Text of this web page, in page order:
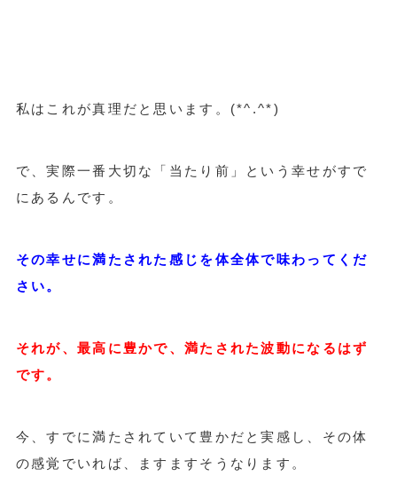
私はこれが真理だと思います。(*^.^*)
で、実際一番大切な「当たり前」という幸せがすで
にあるんです。
その幸せに満たされた感じを体全体で味わってくだ
さい。
それが、最高に豊かで、満たされた波動になるはず
です。
今、すでに満たされていて豊かだと実感し、その体
の感覚でいれば、ますますそうなります。